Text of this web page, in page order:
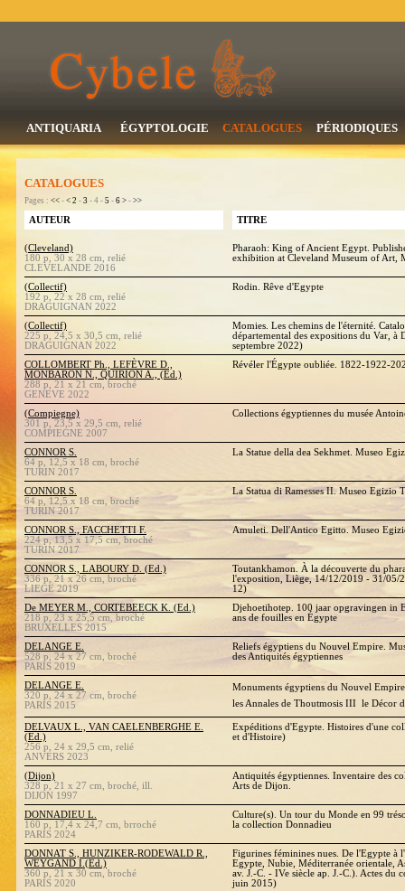
ANTIQUARIA ÉGYPTOLOGIE CATALOGUES PÉRIODIQUES
CATALOGUES
Pages : << - < 2 - 3 - 4 - 5 - 6 > - >>
AUTEUR TITRE
(Cleveland)
180 p, 30 x 28 cm, relié
CLEVELANDE 2016
Pharaoh: King of Ancient Egypt.
exhibition at Cleveland Museum of Art,
(Collectif)
192 p, 22 x 28 cm, relié
DRAGUIGNAN 2022
Rodin. Rêve d'Egypte
(Collectif)
225 p, 24,5 x 30,5 cm, relié
DRAGUIGNAN 2022
Momies. Les chemins de l'éternité.
départemental des expositions du Var,
septembre 2022)
COLLOMBERT Ph., LEFÈVRE D.,
MONBARON N., QUIRION A., (Ed.)
288 p, 21 x 21 cm, broché
GENEVE 2022
Révéler l'Égypte oubliée. 1822-1922-
(Compiegne)
301 p, 23,5 x 29,5 cm, relié
COMPIEGNE 2007
Collections égyptiennes du musée
CONNOR S.
64 p, 12,5 x 18 cm, broché
TURIN 2017
La Statue della dea Sekhmet. Museo
CONNOR S.
64 p, 12,5 x 18 cm, broché
TURIN 2017
La Statua di Ramesses II. Museo Egizio
CONNOR S., FACCHETTI F.
224 p, 13,5 x 17,5 cm, broché
TURIN 2017
Amuleti. Dell'Antico Egitto. Museo
CONNOR S., LABOURY D. (Ed.)
336 p, 21 x 26 cm, broché
LIEGE 2019
Toutankhamon. À la découverte du
l'exposition, Liège, 14/12/2019 - 31/05/
12)
De MEYER M., CORTEBEECK K. (Ed.)
218 p, 23 x 25,5 cm, broché
BRUXELLES 2015
Djehoetihotep. 100 jaar opgravingen in
ans de fouilles en Égypte
DELANGE E.
528 p, 24 x 27 cm, broché
PARIS 2019
Reliefs égyptiens du Nouvel Empire.
des Antiquités égyptiennes
DELANGE E.
320 p, 24 x 27 cm, broché
PARIS 2015
Monuments égyptiens du Nouvel Empire.
les Annales de Thoutmosis III  le Décor
DELVAUX L., VAN CAELENBERGHE E.
(Ed.)
256 p, 24 x 29,5 cm, relié
ANVERS 2023
Expéditions d'Egypte. Histoires d'une
et d'Histoire)
(Dijon)
328 p, 21 x 27 cm, broché, ill.
DIJON 1997
Antiquités égyptiennes. Inventaire des
Arts de Dijon.
DONNADIEU L.
160 p, 17,4 x 24,7 cm, brroché
PARIS 2024
Culture(s). Un tour du Monde en 99
la collection Donnadieu
DONNAT S., HUNZIKER-RODEWALD R.,
WEYGAND I.(Ed.)
360 p, 21 x 30 cm, broché
PARIS 2020
Figurines féminines nues. De l'Egypte à
Egypte, Nubie, Méditerranée orientale,
av. J.-C. - IVe siècle ap. J.-C.). Actes du
juin 2015)